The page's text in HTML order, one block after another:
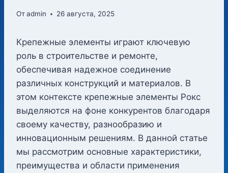
Отadmin 26 августа, 2025
Крепежные элементы играют ключевую
роль в строительстве и ремонте,
обеспечивая надежное соединение
различных конструкций и материалов. В
этом контексте крепежные элементы Рокс
выделяются на фоне конкурентов благодаря
своему качеству, разнообразию и
инновационным решениям. В данной статье
мы рассмотрим основные характеристики,
преимущества и области применения